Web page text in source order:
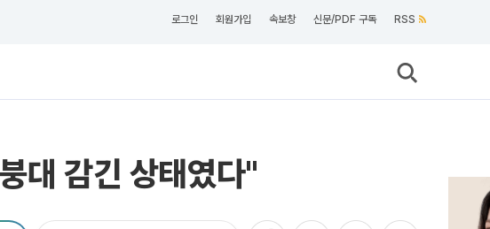
로그인 회원가입 속보창 신문/PDF 구독 RSS
대 감긴 상태였다"